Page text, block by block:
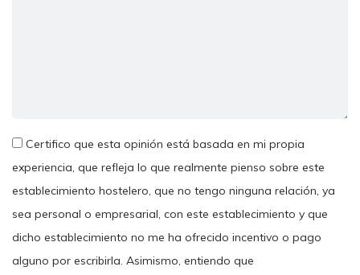
Certifico que esta opinión está basada en mi propia
experiencia, que refleja lo que realmente pienso sobre este
establecimiento hostelero, que no tengo ninguna relación, ya
sea personal o empresarial, con este establecimiento y que
dicho establecimiento no me ha ofrecido incentivo o pago
alguno por escribirla. Asimismo, entiendo que